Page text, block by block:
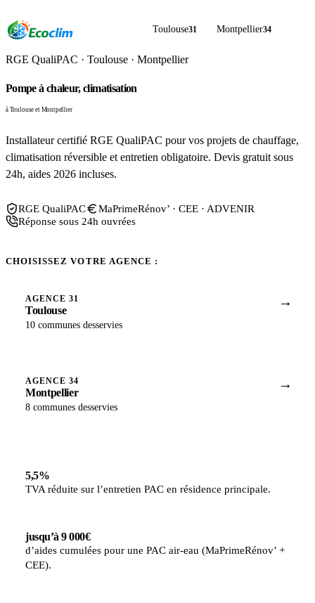
Toulouse31 Montpellier34
RGE QualiPAC · Toulouse · Montpellier
Pompe à chaleur, climatisation
à Toulouse et Montpellier
Installateur certifié RGE QualiPAC pour vos projets de chauffage,
climatisation réversible et entretien obligatoire. Devis gratuit sous
24h, aides 2026 incluses.
RGE QualiPAC
MaPrimeRénov’ · CEE · ADVENIR
Réponse sous 24h ouvrées
CHOISISSEZ VOTRE AGENCE :
AGENCE 31
Toulouse
10 communes desservies
→
AGENCE 34
Montpellier
8 communes desservies
→
5,5%
TVA réduite sur l’entretien PAC en résidence principale.
jusqu’à 9 000€
d’aides cumulées pour une PAC air-eau (MaPrimeRénov’ +
CEE).